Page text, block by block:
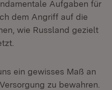
Aufgaben für
dem Angriff auf die
wie Russland gezielt
ein gewisses Maß an
zu bewahren.